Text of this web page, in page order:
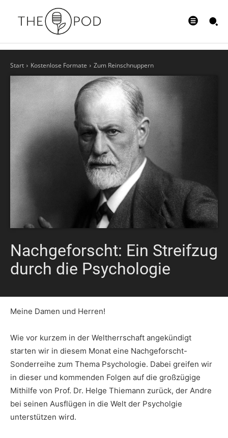
Start Kostenlose Formate Zum Reinschnuppern
Nachgeforscht: Ein Streifzug
durch die Psychologie
Meine Damen und Herren!
Wie vor kurzem in der Weltherrschaft angekündigt
starten wir in diesem Monat eine Nachgeforscht-
Sonderreihe zum Thema Psychologie. Dabei greifen wir
in dieser und kommenden Folgen auf die großzügige
Mithilfe von Prof. Dr. Helge Thiemann zurück, der Andre
bei seinen Ausflügen in die Welt der Psycholgie
unterstützen wird.